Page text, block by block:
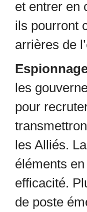
et entrer en
ils pourront
arrières de
les
pour
les Alliés.
éléments
efficacité.
de poste